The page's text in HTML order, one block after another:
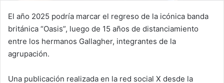
El año 2025 podría marcar el regreso de la icónica banda
británica “Oasis”, luego de 15 años de distanciamiento
entre los hermanos Gallagher, integrantes de la
agrupación.
Una publicación realizada en la red social X desde la